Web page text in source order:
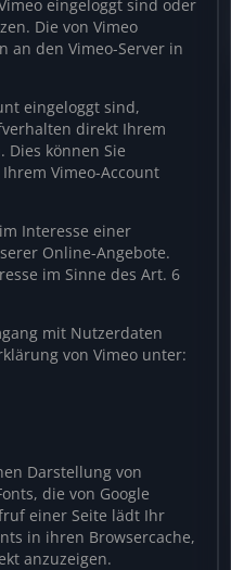
eingeloggt sind oder
Die von Vimeo
an den Vimeo-Server in
eingeloggt sind,
direkt Ihrem
Dies können Sie
Vimeo-Account
Interesse einer
Online-Angebote.
im Sinne des Art. 6
mit Nutzerdaten
von Vimeo unter:
Darstellung von
die von Google
einer Seite lädt Ihr
in ihren Browsercache,
anzuzeigen.